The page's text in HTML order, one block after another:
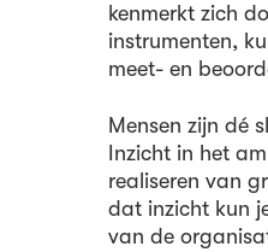
kenmerkt zich
instrumenten,
meet- en
Mensen zijn dé
Inzicht in het
realiseren van
dat inzicht kun
van de